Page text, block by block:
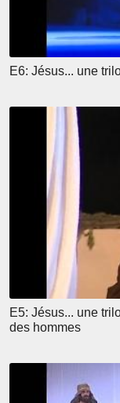
E6: Jésus... une
E5: Jésus... une
des hommes